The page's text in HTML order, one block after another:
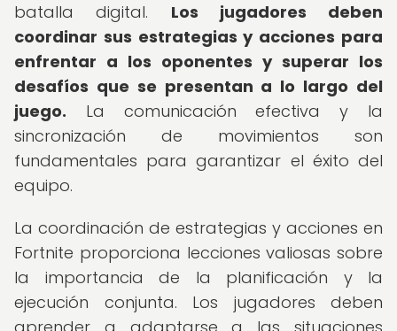
batalla digital. Los jugadores deben
coordinar sus estrategias y acciones para
enfrentar a los oponentes y superar los
desafíos que se presentan a lo largo del
juego. La comunicación efectiva y la
sincronización de movimientos son
fundamentales para garantizar el éxito del
equipo.
La coordinación de estrategias y acciones en
Fortnite proporciona lecciones valiosas sobre
la importancia de la planificación y la
ejecución conjunta. Los jugadores deben